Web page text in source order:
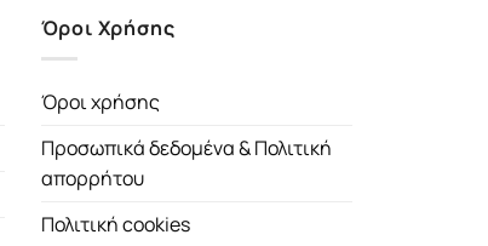
Όροι Χρήσης
Όροι χρήσης
Προσωπικά δεδομένα & Πολιτική
απορρήτου
Πολιτική cookies